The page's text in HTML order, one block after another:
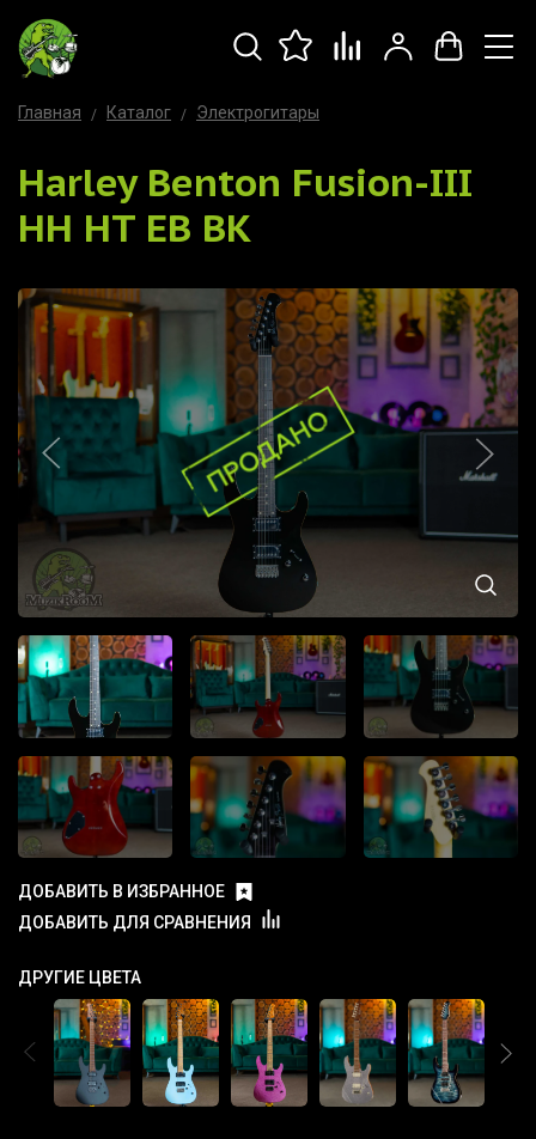
Главная Каталог Электрогитары
Harley Benton Fusion-III
HH HT EB BK
ДОБАВИТЬ В ИЗБРАННОЕ
ДОБАВИТЬ ДЛЯ СРАВНЕНИЯ
ДРУГИЕ ЦВЕТА